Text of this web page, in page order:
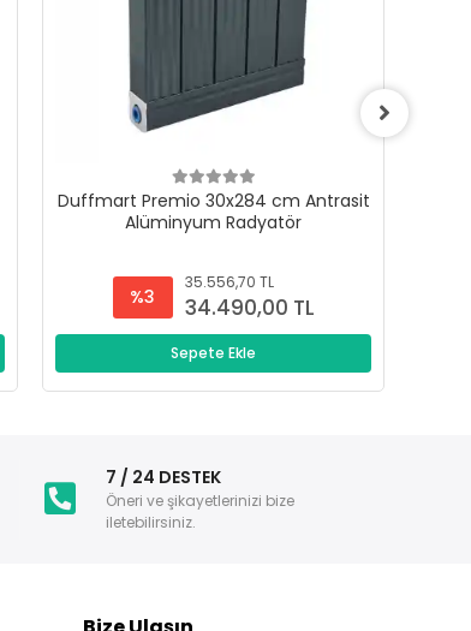
Duffmart Premio 30x284 cm Antrasit
Alüminyum Radyatör
%3
35.556,70 TL
34.490,00 TL
Sepete Ekle
7 / 24 DESTEK
Öneri ve şikayetlerinizi bize
iletebilirsiniz.